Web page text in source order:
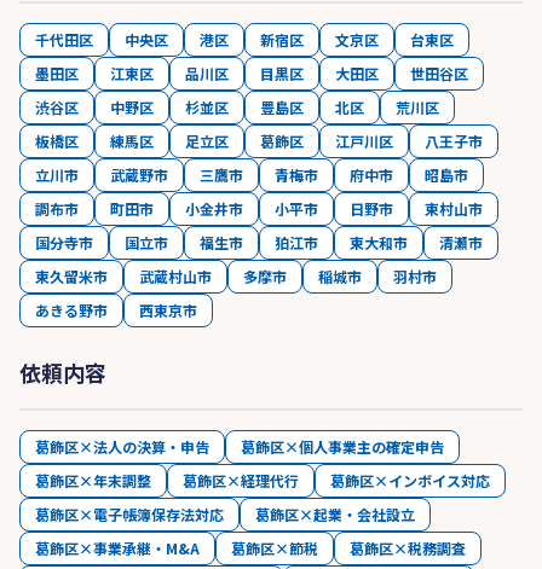
千代田区 中央区 港区 新宿区 文京区
台東区
墨田区
江東区 品川区 目黒区 大田区
世田谷区
渋谷区
中野区 杉並区 豊島区 北区
荒川区
板橋区
練馬区 足立区 葛飾区 江戸川区
八王子市
立川市
武蔵野市 三鷹市 青梅市 府中市
昭島市
調布市
町田市 小金井市 小平市 日野市
東村山市
国分寺市
国立市 福生市 狛江市 東大和市
清瀬市
東久留米市
武蔵村山市 多摩市 稲城市
羽村市
あきる野市
西東京市
依頼内容
葛飾区×法人の決算・申告
葛飾区×個人事業主の確定申告
葛飾区×年末調整
葛飾区×経理代行
葛飾区×インボイス対応
葛飾区×電子帳簿保存法対応
葛飾区×起業・会社設立
葛飾区×事業承継・M&A
葛飾区×節税
葛飾区×税務調査